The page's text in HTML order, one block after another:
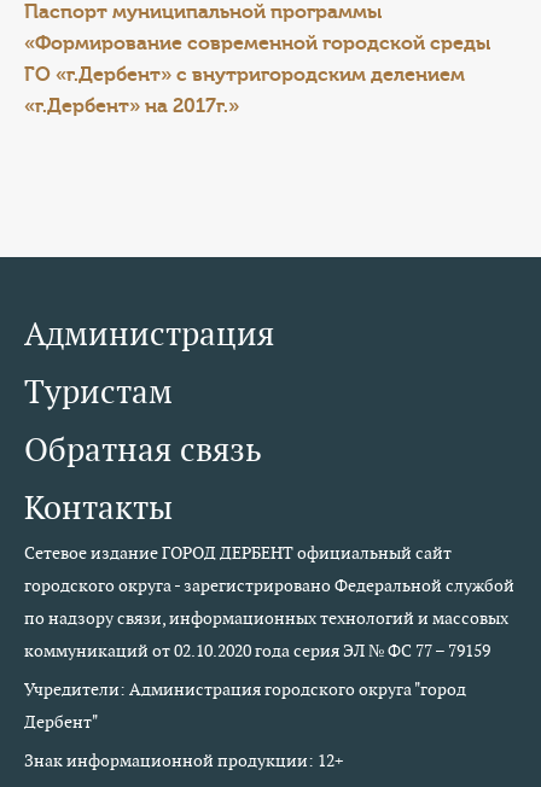
Паспорт муниципальной программы
«Формирование современной городской среды
ГО «г.Дербент» с внутригородским делением
«г.Дербент» на 2017г.»
Администрация
Туристам
Обратная связь
Контакты
Сетевое издание ГОРОД ДЕРБЕНТ официальный сайт
городского округа - зарегистрировано Федеральной службой
по надзору связи, информационных технологий и массовых
коммуникаций от 02.10.2020 года серия ЭЛ № ФС 77 – 79159
Учредители: Администрация городского округа "город
Дербент"
Знак информационной продукции: 12+